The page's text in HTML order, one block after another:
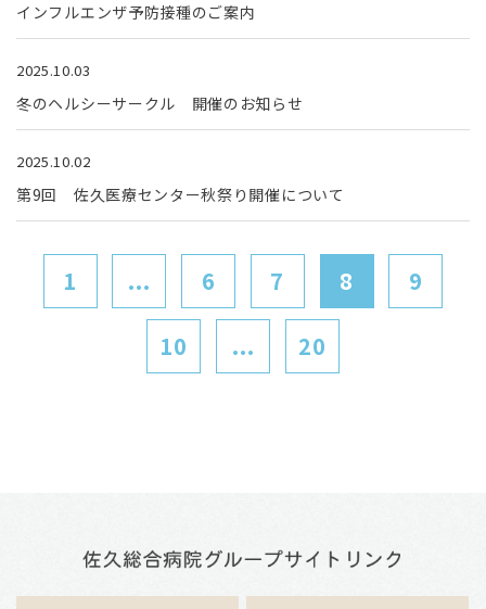
インフルエンザ予防接種のご案内
2025.10.03
冬のヘルシーサークル 開催のお知らせ
2025.10.02
第9回 佐久医療センター秋祭り開催について
1 ... 6 7 8 9
10 ... 20